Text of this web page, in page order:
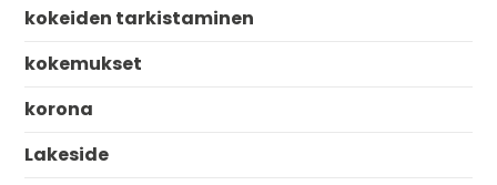
kokeiden tarkistaminen
kokemukset
korona
Lakeside